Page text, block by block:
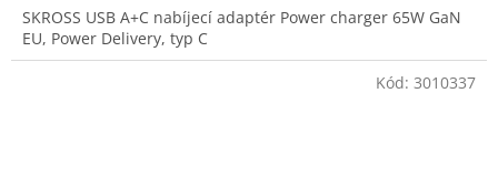
SKROSS USB A+C nabíjecí adaptér Power charger 65W GaN
EU, Power Delivery, typ C
Kód: 3010337